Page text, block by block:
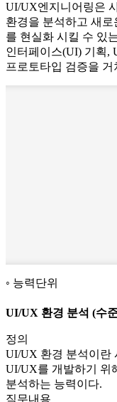
UI/UX엔지니어링은
환경을 분석하고 새로
를 현실화 시킬 수 있
인터페이스(UI) 기획,
프로토타입 검증을
능력단위
UI/UX 환경 분석 (수
정의
UI/UX 환경 분석이란
UI/UX를 개발하기 위
분석하는 능력이다.
직무내용